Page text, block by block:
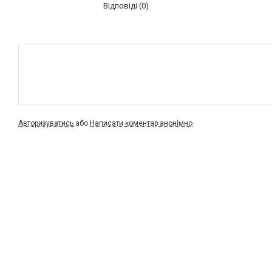
Відповіді (0)
Авторизуватись або Написати коментар анонімно